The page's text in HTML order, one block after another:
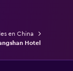
en China
Hotel